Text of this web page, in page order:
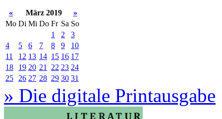
« März 2019
»
Mo Di Mi Do Fr Sa So
1
2
3
4
5 6 7 8 9
10
11
12 13 14 15 16 17
18
19 20 21 22 23 24
25
26 27 28 29 30 31
» Die digitale Printausgabe